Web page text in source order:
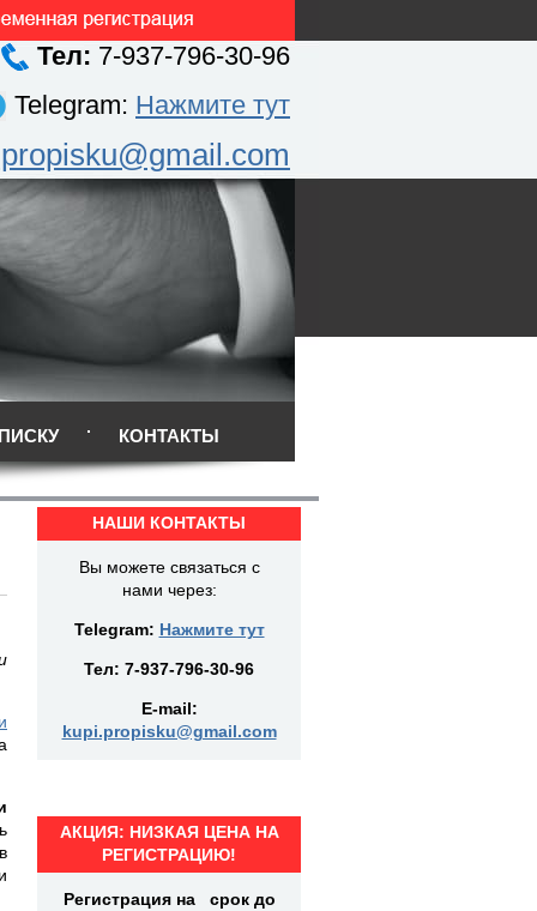
Тел: 7-937-796-30-96
Telegram: Нажмите тут
КОНТАКТЫ
НАШИ КОНТАКТЫ
Вы можете связаться с
нами через:
Telegram: Нажмите тут
Тел: 7-937-796-30-96
E-mail:
kupi.propisku@gmail.com
АКЦИЯ: НИЗКАЯ ЦЕНА НА
РЕГИСТРАЦИЮ!
Регистрация на срок до